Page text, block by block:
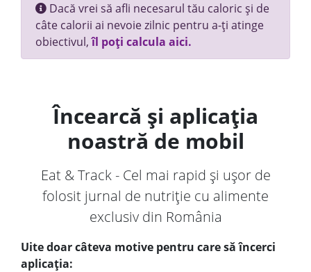
Dacă vrei să afli necesarul tău caloric și de
câte calorii ai nevoie zilnic pentru a-ți atinge
obiectivul,îl poți calcula aici.
Încearcă și aplicația
noastră de mobil
Eat & Track - Cel mai rapid și ușor de
folosit jurnal de nutriție cu alimente
exclusiv din România
Uite doar câteva motive pentru care să încerci
aplicația: